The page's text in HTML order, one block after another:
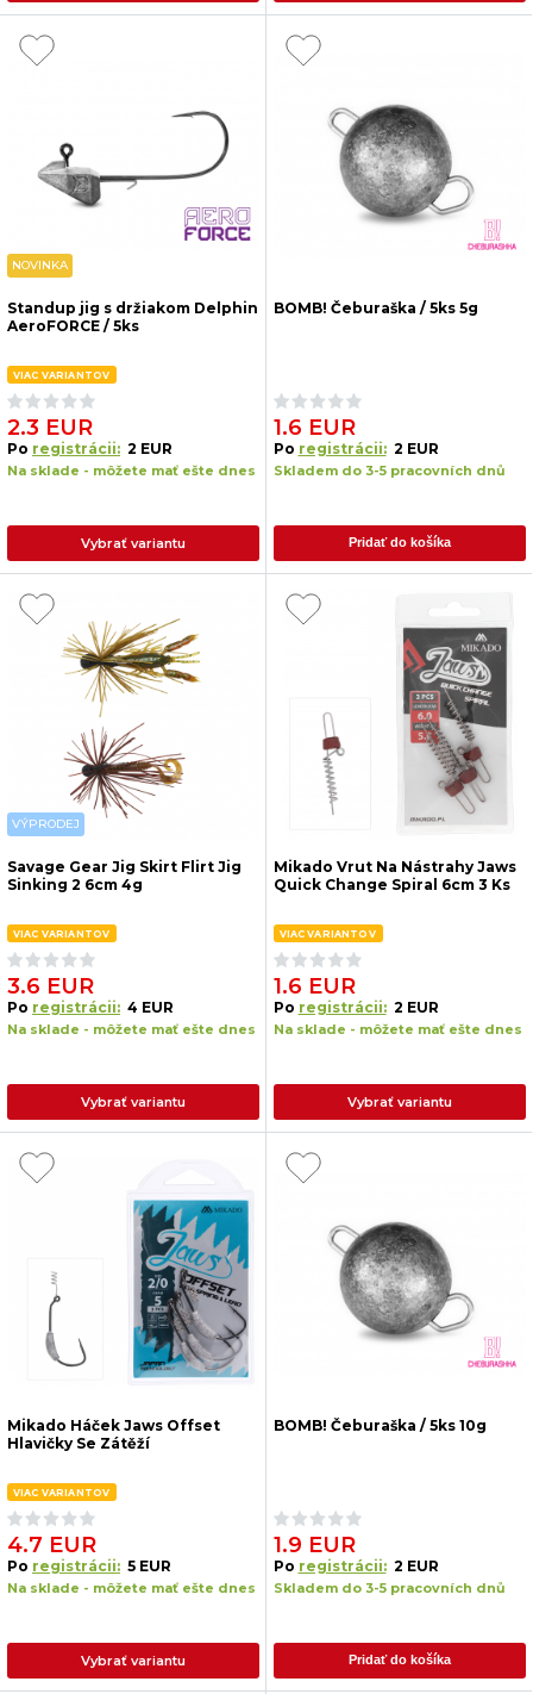
NOVINKA
Standup jig s držiakom Delphin
AeroFORCE / 5ks
VIAC VARIANTOV
2.3 EUR
Po registrácii: 2 EUR
Na sklade - môžete mať ešte dnes
Vybrať variantu
BOMB! Čeburaška / 5ks 5g
1.6 EUR
Po registrácii: 2 EUR
Skladem do 3-5 pracovních dnů
Pridať do košíka
VÝPRODEJ
Savage Gear Jig Skirt Flirt Jig
Sinking 2 6cm 4g
VIAC VARIANTOV
3.6 EUR
Po registrácii: 4 EUR
Na sklade - môžete mať ešte dnes
Vybrať variantu
Mikado Vrut Na Nástrahy Jaws
Quick Change Spiral 6cm 3 Ks
VIAC VARIANTOV
1.6 EUR
Po registrácii: 2 EUR
Na sklade - môžete mať ešte dnes
Vybrať variantu
Mikado Háček Jaws Offset
Hlavičky Se Zátěží
VIAC VARIANTOV
4.7 EUR
Po registrácii: 5 EUR
Na sklade - môžete mať ešte dnes
Vybrať variantu
BOMB! Čeburaška / 5ks 10g
1.9 EUR
Po registrácii: 2 EUR
Skladem do 3-5 pracovních dnů
Pridať do košíka